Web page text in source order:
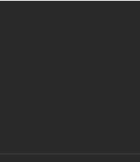
TikTokauf LinkedIn